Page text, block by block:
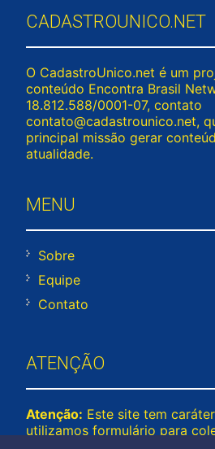
CADASTROUNICO.NET
O CadastroUnico.net é um
conteúdo Encontra Brasil
18.812.588/0001-07, contato
contato@cadastrounico.net,
principal missão gerar
atualidade.
MENU
Sobre
Equipe
Contato
ATENÇÃO
Atenção: Este site tem
utilizamos formulário para